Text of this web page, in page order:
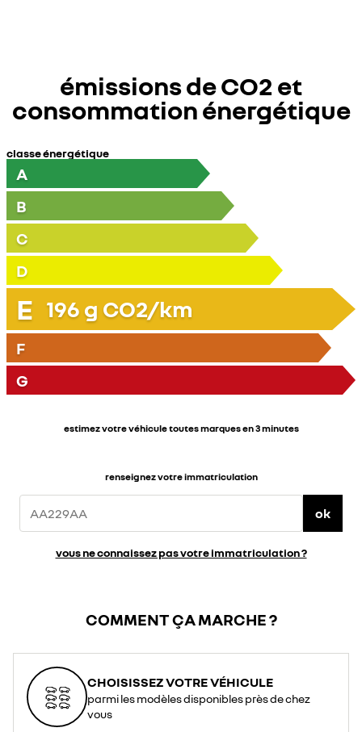
émissions de CO2 et
consommation énergétique
classe énergétique
A
B
C
D
E 196 g CO2/km
F
G
estimez votre véhicule toutes marques en 3 minutes
renseignez votre immatriculation
ok
vous ne connaissez pas votre immatriculation ?
COMMENT ÇA MARCHE ?
CHOISISSEZ VOTRE VÉHICULE
parmi les modèles disponibles près de chez
vous